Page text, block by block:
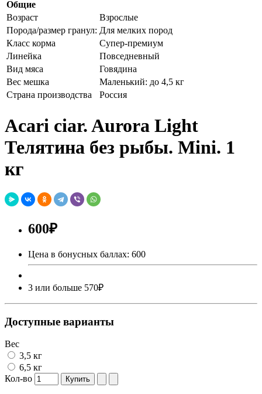
Общие
Возраст
Взрослые
Порода/размер гранул: Для мелких пород
Класс корма
Супер-премиум
Линейка
Повседневный
Вид мяса
Говядина
Вес мешка
Маленький: до 4,5 кг
Страна производства
Россия
Acari ciar. Aurora Light
Телятина без рыбы. Mini. 1
кг
600₽
Цена в бонусных баллах: 600
3 или больше 570₽
Доступные варианты
Вес
3,5 кг
6,5 кг
Кол-во
Купить